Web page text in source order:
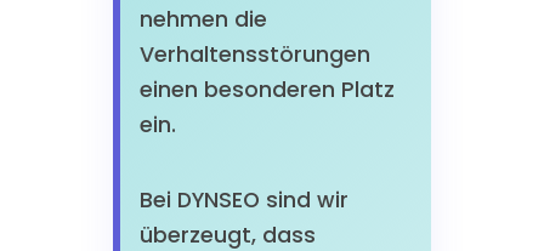
nehmen die
Verhaltensstörungen
einen besonderen Platz
ein.
Bei DYNSEO sind wir
überzeugt, dass